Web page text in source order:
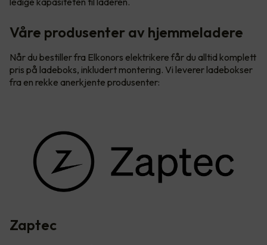
Våre produsenter av hjemmeladere
Når du bestiller fra Elkonors elektrikere får du alltid komplett
pris på ladeboks, inkludert montering. Vi leverer ladebokser
fra en rekke anerkjente produsenter:
Zaptec